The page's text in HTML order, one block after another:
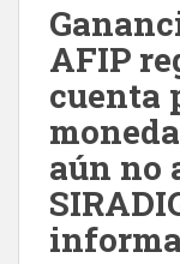
AFIP
cuenta
aún no